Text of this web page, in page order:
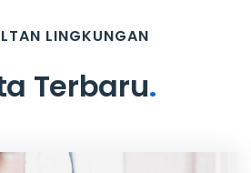
LINGKUNGAN
Terbaru.